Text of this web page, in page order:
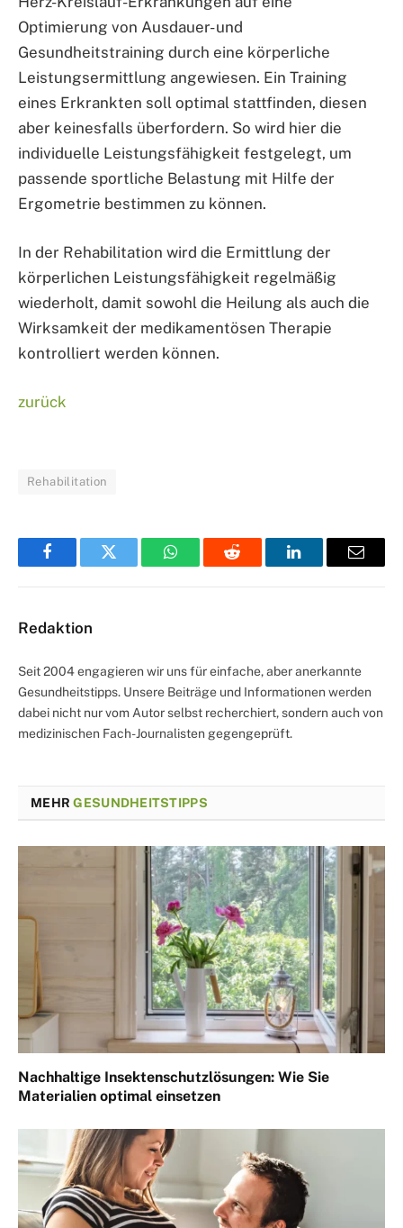
Optimierung von Ausdauer- und
Gesundheitstraining durch eine körperliche
Leistungsermittlung angewiesen. Ein Training
eines Erkrankten soll optimal stattfinden, diesen
aber keinesfalls überfordern. So wird hier die
individuelle Leistungsfähigkeit festgelegt, um
passende sportliche Belastung mit Hilfe der
Ergometrie bestimmen zu können.
In der Rehabilitation wird die Ermittlung der
körperlichen Leistungsfähigkeit regelmäßig
wiederholt, damit sowohl die Heilung als auch die
Wirksamkeit der medikamentösen Therapie
kontrolliert werden können.
zurück
Rehabilitation
FacebookTwitter WhatsAppReddit LinkedInEmail
Redaktion
Seit 2004 engagieren wir uns für einfache, aber anerkannte
Gesundheitstipps. Unsere Beiträge und Informationen werden
dabei nicht nur vom Autor selbst recherchiert, sondern auch von
medizinischen Fach-Journalisten gegengeprüft.
MEHRGESUNDHEITSTIPPS
Nachhaltige Insektenschutzlösungen: Wie Sie
Materialien optimal einsetzen